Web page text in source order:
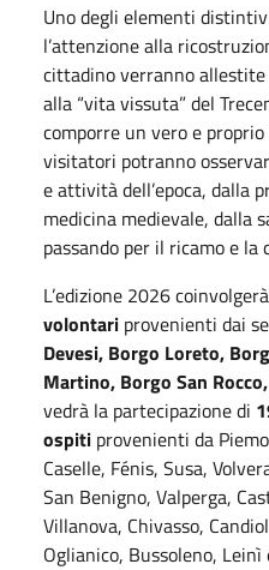
Uno degli elementi
l’attenzione alla
cittadino verranno
alla “vita vissuta” del
comporre un vero e proprio
visitatori potranno
e attività dell’epoca, dalla
medicina medievale, dalla
passando per il ricamo e la
L’edizione 2026
volontari provenienti dai
Devesi, Borgo Loreto,
Martino, Borgo San
vedrà la partecipazione di
ospiti provenienti da
Caselle, Fénis, Susa,
San Benigno, Valperga,
Villanova, Chivasso,
Oglianico, Bussoleno, Leinì